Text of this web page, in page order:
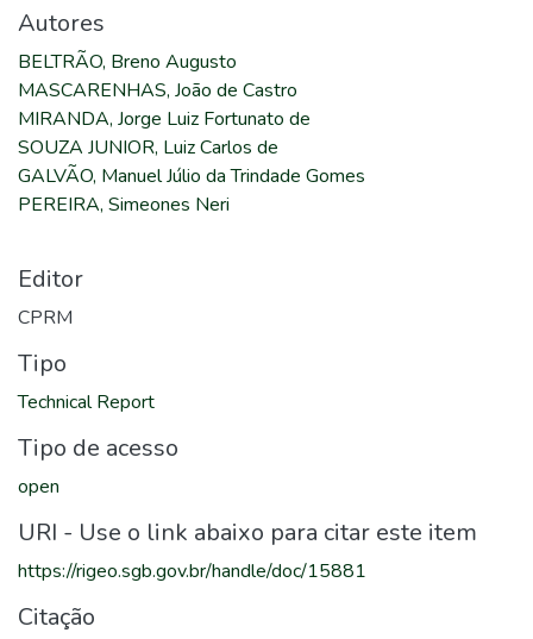
Autores
BELTRÃO, Breno Augusto
MASCARENHAS, João de Castro
MIRANDA, Jorge Luiz Fortunato de
SOUZA JUNIOR, Luiz Carlos de
GALVÃO, Manuel Júlio da Trindade Gomes
PEREIRA, Simeones Neri
Editor
CPRM
Tipo
Technical Report
Tipo de acesso
open
URI - Use o link abaixo para citar este item
https://rigeo.sgb.gov.br/handle/doc/15881
Citação